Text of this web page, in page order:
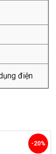
điện
-20%